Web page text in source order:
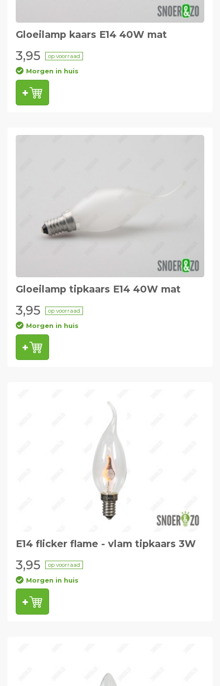
Gloeilamp kaars E14 40W mat
3,95 op voorraad
Morgen in huis
Gloeilamp tipkaars E14 40W mat
3,95 op voorraad
Morgen in huis
E14 flicker flame - vlam tipkaars 3W
3,95 op voorraad
Morgen in huis